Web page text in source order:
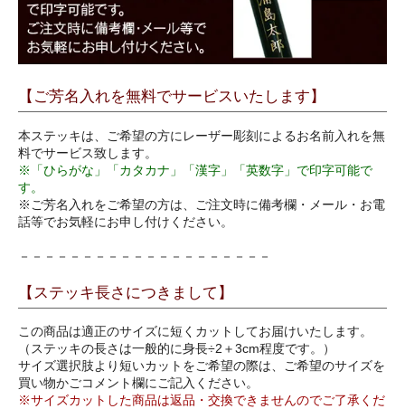
【ご芳名入れを無料でサービスいたします】
本ステッキは、ご希望の方にレーザー彫刻によるお名前入れを無
料でサービス致します。
※「ひらがな」「カタカナ」「漢字」「英数字」で印字可能で
す。
※ご芳名入れをご希望の方は、ご注文時に備考欄・メール・お電
話等でお気軽にお申し付けください。
－－－－－－－－－－－－－－－－－－－－
【ステッキ長さにつきまして】
この商品は適正のサイズに短くカットしてお届けいたします。
（ステッキの長さは一般的に身長÷2＋3cm程度です。）
サイズ選択肢より短いカットをご希望の際は、ご希望のサイズを
買い物かごコメント欄にご記入ください。
※サイズカットした商品は返品・交換できませんのでご了承くだ